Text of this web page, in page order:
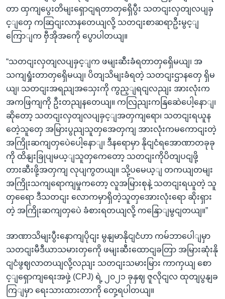
တာ ထှကျပွေးတိမျးရှောငျရတာတှရှေိပွီး သတငျးလှတျလပျခှ
င့ျတှေ ကဆြငျးလာနတေယျလို့ သတငျးစာဆရာဦးမွင့ျ
ကြောျက ဗှီအိုအကေို ပွောပါတယျ။
“သတငျးလှတျလပျခှင့ျက ဖမျးဆီးခံရတာတှရှေိမယျ၊ အ
သကျရှုံးတာတှရှေိမယျ၊ ပိတျသိမျးခံရတဲ့ သတငျးဌာနတှေ ရှိမ
ယျ၊ သတငျးအရညျအသှေးကို ကွည့ျရငျလညျး အားလုံးက
အကဖြကျကို ဦးတညျနတေယျ။ ကလြညျးကနြဆေဲပေါ့နောျ၊
ဆိုတော့ သတငျးလှတျလပျခှင့ျအတှကျရော၊ သတငျးရယူန
တေဲ့သူတှေ အမြားပွညျသူတှအေတှကျ အားလုံးကမကောငျးတဲ့
အကြိုးဆကျတှပေဲပေါ့နောျ၊ ဒီနရောမှာ နိုငျငံရအောဏာတခုခု
ကို ထိနျးခြုပျမယ့ျသူတှကေတော့ သတငျးကိုပိတျပငျဖို့
တားဆီးဖို့အတှကျ လုပျကွတယျ။ သို့ပမေယ့ျ တကယျတမျး
အကြိုးသကျရောကျမှုကတော့ လူအမြားစုနဲ့ သတငျးရယူတဲ့ သူ
တှရေော ဒီသတငျး လောကမှာရှိတဲ့သူတှအေားလုံးရော ဆိုးရှား
တဲ့ အကြိုးဆကျတှပေဲ ခံစားရတယျလို့ ကနြောျမွငျတယျ။”
အာဏာသိမျးပွီးနောကျပိုငျး မွနျမာနိုငျငံဟာ ကမ်ဘာပေါျမှာ
သတငျးမီဒီယာသမားတှကေို ဖမျးဆီးထောငျခတြာ အမြားဆုံးနို
ငျငံဖွဈလာတယျလို့လညျး သတငျးသမားမြား ကာကှယျ စော
င့ျရှောကျရေးအဖှဲ့ (CPJ) ရဲ့ ၂၀၂၁ ခုနှဈ ဇူလိုငျလ ထုတျပွနျခ
ကြျမှာ ရေးသားထားတာကို တှေ့ရပါတယျ။